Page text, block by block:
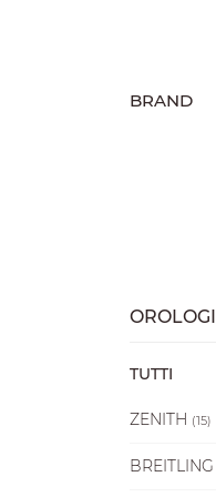
BRAND
OROLOGI
TUTTI
ZENITH (15)
BREITLING